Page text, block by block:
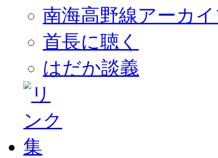
南海高野線アーカ
首長に聴く
はだか談義